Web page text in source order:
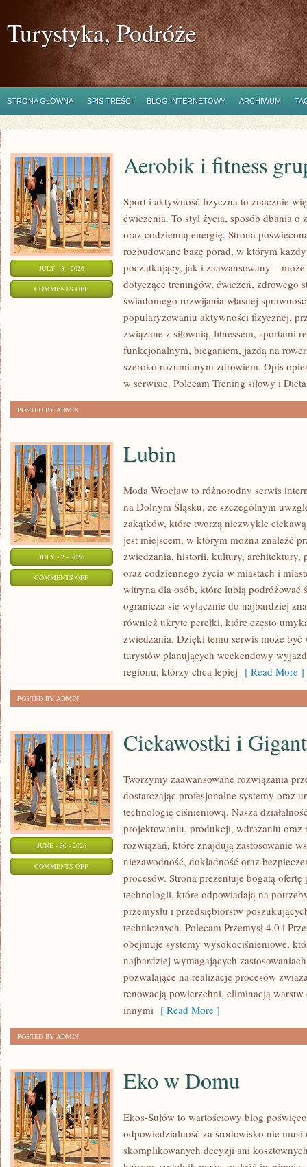
Turystyka, Podróże
STRONA GŁÓWNA SPIS TREŚCI BLOG INTERNETOWY ARCHIWUM
JULY - 3 - 2026
COMMENTS OFFON
Aerobik i fitness
Sport i aktywność fizyczna to znacznie
ćwiczenia. To styl życia, sposób dbania o
oraz codzienną energię. Strona
rozbudowane bazę porad, w którym
początkujący, jak i zaawansowany –
dotyczące treningów, ćwiczeń, zdrowego
świadomego rozwijania własnej
popularyzowaniu aktywności fizycznej,
związane z siłownią, fitnessem, sportami
funkcjonalnym, bieganiem, jazdą na
szeroko rozumianym zdrowiem. Opis
w serwisie. Polecam Trening siłowy i
POSTED BY ADMIN
JULY - 2 - 2026
COMMENTS OFFON
Lubin
Moda Wrocław to różnorodny serwis
na Dolnym Śląsku, ze szczególnym
zakątków, które tworzą niezwykle
jest miejscem, w którym można znaleźć
zwiedzania, historii, kultury, architektury,
oraz codziennego życia w miastach i
witryna dla osób, które lubią podróżować
ogranicza się wyłącznie do najbardziej
również ukryte perełki, które często
zwiedzania. Dzięki temu serwis może
turystów planujących weekendowy
regionu, którzy chcą lepiej [ Read More ]
POSTED BY ADMIN
JUNE - 30 - 2026
COMMENTS OFFON
CIEKAWOSTKI
Ciekawostki i
Tworzymy zaawansowane rozwiązania
dostarczając profesjonalne systemy oraz
technologię ciśnieniową. Nasza
projektowaniu, produkcji, wdrażaniu oraz
rozwiązań, które znajdują zastosowanie
niezawodność, dokładność oraz
procesów. Strona prezentuje bogatą ofertę
technologii, które odpowiadają na
przemysłu i przedsiębiorstw
technicznych. Polecam Przemysł 4.0 i
obejmuje systemy wysokociśnieniowe,
najbardziej wymagających
pozwalające na realizację procesów
renowacją powierzchni, eliminacją
innymi [ Read More ]
POSTED BY ADMIN
Eko w Domu
Ekos-Sułów to wartościowy blog
odpowiedzialność za środowisko nie
skomplikowanych decyzji ani